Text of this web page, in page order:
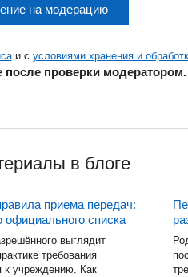
на модерацию
и с условиями хранения и
после проверки модератором.
в блоге
приема передач:
официального списка
выглядит
требования
к учреждению. Как